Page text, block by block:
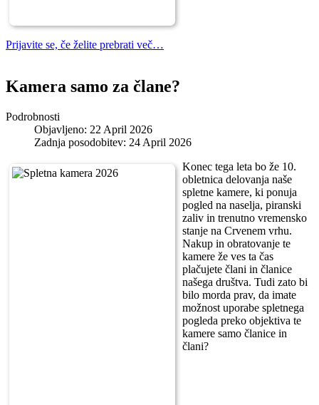
Prijavite se, če želite prebrati več…
Kamera samo za člane?
Podrobnosti
Objavljeno: 22 April 2026
Zadnja posodobitev: 24 April 2026
Konec tega leta bo že 10.
obletnica delovanja naše
spletne kamere, ki ponuja
pogled na naselja, piranski
zaliv in trenutno vremensko
stanje na Crvenem vrhu.
Nakup in obratovanje te
kamere že ves ta čas
plačujete člani in članice
našega društva. Tudi zato bi
bilo morda prav, da imate
možnost uporabe spletnega
pogleda preko objektiva te
kamere samo članice in
člani?